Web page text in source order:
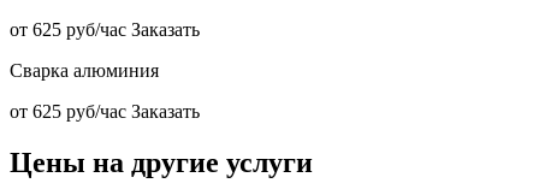
от 625 руб/час Заказать
Сварка алюминия
от 625 руб/час Заказать
Цены на другие услуги